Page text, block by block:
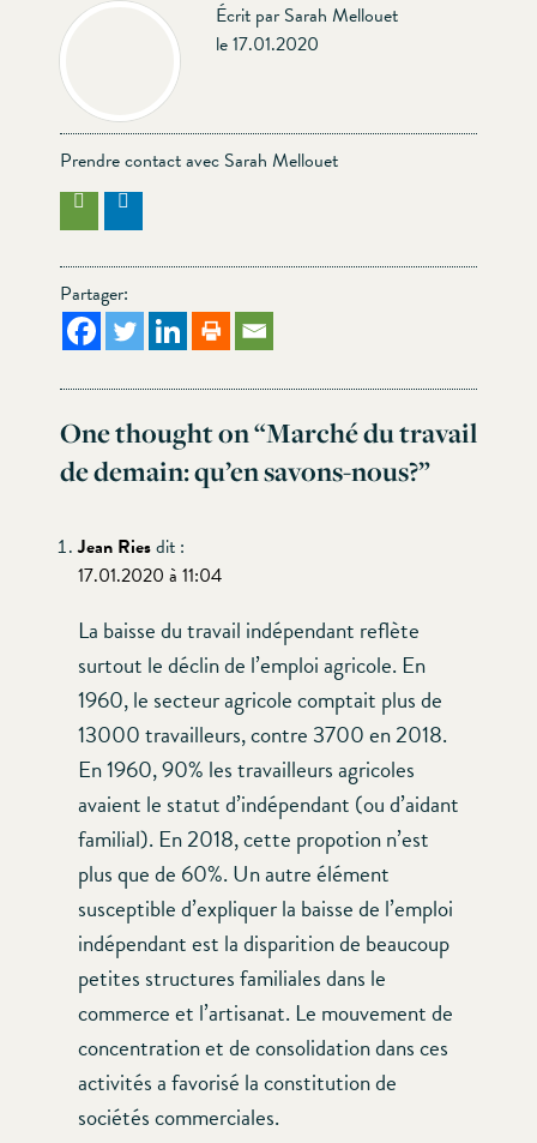
Écrit par Sarah Mellouet
le 17.01.2020
Prendre contact avec Sarah Mellouet
Partager:
One thought on “Marché du travail
de demain: qu’en savons-nous?”
Jean Riesdit :
17.01.2020 à 11:04
La baisse du travail indépendant reflète
surtout le déclin de l’emploi agricole. En
1960, le secteur agricole comptait plus de
13000 travailleurs, contre 3700 en 2018.
En 1960, 90% les travailleurs agricoles
avaient le statut d’indépendant (ou d’aidant
familial). En 2018, cette propotion n’est
plus que de 60%. Un autre élément
susceptible d’expliquer la baisse de l’emploi
indépendant est la disparition de beaucoup
petites structures familiales dans le
commerce et l’artisanat. Le mouvement de
concentration et de consolidation dans ces
activités a favorisé la constitution de
sociétés commerciales.